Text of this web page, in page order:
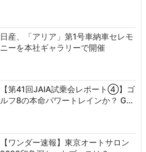
日産、「アリア」第1号車納車セレモ
ニーを本社ギャラリーで開催
【第41回JAIA試乗会レポート④】ゴ
ルフ8の本命パワートレインか？ G…
【ワンダー速報】東京オートサロン